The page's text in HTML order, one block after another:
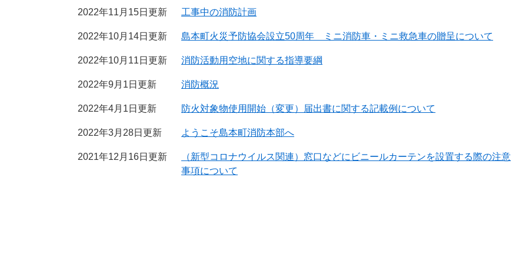
2022年11月15日更新 工事中の消防計画
2022年10月14日更新 島本町火災予防協会設立50周年 ミニ消防車・ミニ救急車の贈呈について
2022年10月11日更新 消防活動用空地に関する指導要綱
2022年9月1日更新 消防概況
2022年4月1日更新 防火対象物使用開始（変更）届出書に関する記載例について
2022年3月28日更新 ようこそ島本町消防本部へ
2021年12月16日更新
（新型コロナウイルス関連）窓口などにビニールカーテンを設置する際の注意
事項について